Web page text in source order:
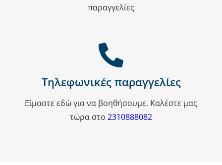
παραγγελίες
Τηλεφωνικές παραγγελίες
Είμαστε εδώ για να βοηθήσουμε. Καλέστε μας
τώρα στο 2310888082